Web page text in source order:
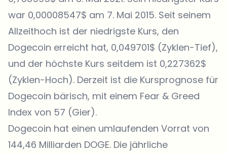
war 0,00008547$ am 7. Mai 2015. Seit seinem
Allzeithoch ist der niedrigste Kurs, den
Dogecoin erreicht hat, 0,049701$ (Zyklen-Tief),
und der höchste Kurs seitdem ist 0,227362$
(Zyklen-Hoch). Derzeit ist die Kursprognose für
Dogecoin bärisch, mit einem Fear & Greed
Index von 57 (Gier).
Dogecoin hat einen umlaufenden Vorrat von
144,46 Milliarden DOGE. Die jährliche